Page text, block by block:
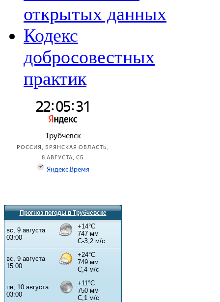
открытых данных
Кодекс
добросовестных
практик
Прогноз погоды в Трубчевске